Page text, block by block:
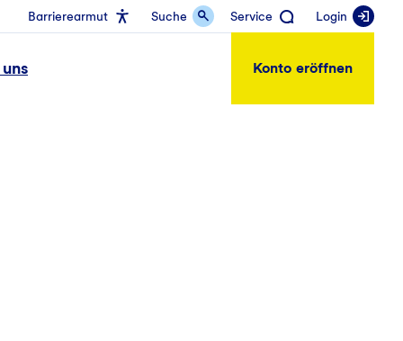
Barrierearmut Suche Service Login
Konto eröffnen